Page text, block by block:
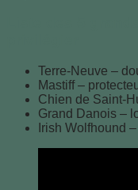
Terre-Neuve –
Mastiff –
Chien de Saint-
Grand Danois –
Irish Wolfhound